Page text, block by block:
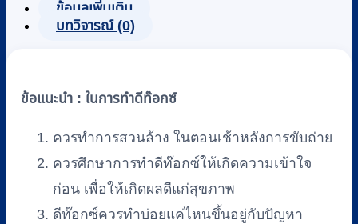
ข้อมูลเพิ่มเติม
บทวิจารณ์ (0)
ข้อแนะนำ : ในการทำดีท๊อกซ์
ควรทำการสวนล้าง ในตอนเช้าหลังการขับถ่าย
ควรศึกษาการทำดีท๊อกซ์ให้เกิดความเข้าใจ
ก่อน เพื่อให้เกิดผลดีแก่สุขภาพ
ดีท๊อกซ์ควรทำบ่อยแค่ไหนขึ้นอยู่กับปัญหา